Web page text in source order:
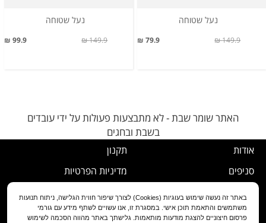
נעל שטוחה
79.9 ₪ 149.9 ₪
נעל שטוחה
99.9 ₪ 149.9 ₪
האתר שומר שבת - לא מתבצעות פעולות על ידי עובדים
בשבת ובחגים
אודות
סניפים
שירות לקוחות
תקנון
מדיניות הפרטיות
נוהל ביטול עסקה
מדיניות החלפה/החזרה/ביטול
באתר זה נעשה שימוש בעוגיות (Cookies) לצורך שיפור חווית הגלישה, ניתוח תנועות
משתמשים והתאמת תוכן אישי. במסגרת זו, אנו עשויים לשתף מידע עם גורמי
פרסום חיצוניים להצגת מודעות מותאמות. גלישתך באתר מהווה הסכמה לשימוש